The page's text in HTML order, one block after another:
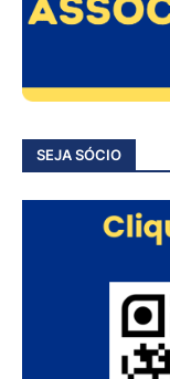
SEJA SÓCIO